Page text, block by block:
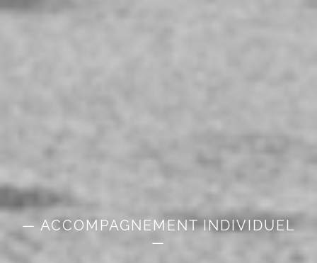
— ACCOMPAGNEMENT INDIVIDUEL
—